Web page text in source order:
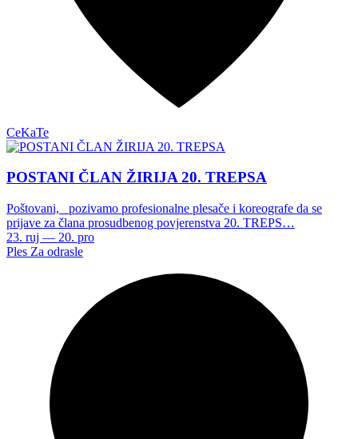
CeKaTe
POSTANI ČLAN ŽIRIJA 20. TREPSA
Poštovani, pozivamo profesionalne plesače i koreografe da se
prijave za člana prosudbenog povjerenstva 20. TREPS…
23. ruj — 20. pro
Ples Za odrasle